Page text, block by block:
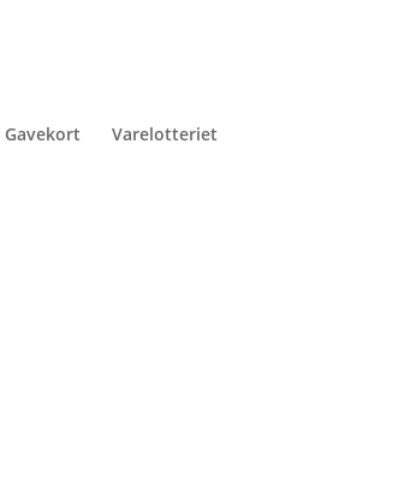
Gavekort Varelotteriet